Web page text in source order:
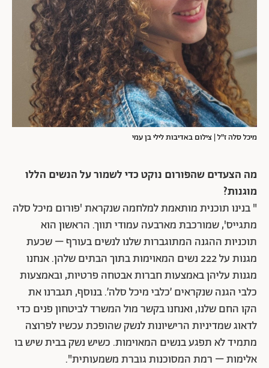
מיכל סלה ז"ל | צילום באדיבות לילי בן עמי
מה הצעדים שהפורום נוקט כדי לשמור על הנשים הללו
מוגנות?
" בנינו תוכנית מותאמת למלחמה שנקראת 'פורום מיכל סלה
מתגייס', שמורכבת מארבעה עמודי תווך. הראשון הוא
תוכניות ההגנה המתוגברות שלנו לנשים בעורף – שכעת
מגנות על 222 נשים המאוימות בתוך הבתים שלהן. אנחנו
מגנות עליהן באמצעות חברות אבטחה פרטיות, ובאמצעות
כלבי הגנה שנקראים ׳כלבי מיכל סלה׳. בנוסף, תגברנו את
הקו החם שלנו, ואנחנו בקשר מול המשרד לביטחון פנים כדי
לדאוג שמדיניות הרישיונות לנשק שהופכת עכשיו לפרוצה
מתמיד לא תפגע בנשים המאוימות. כשיש נשק בבית שיש בו
אלימות – רמת המסוכנות גוברת משמעותית".